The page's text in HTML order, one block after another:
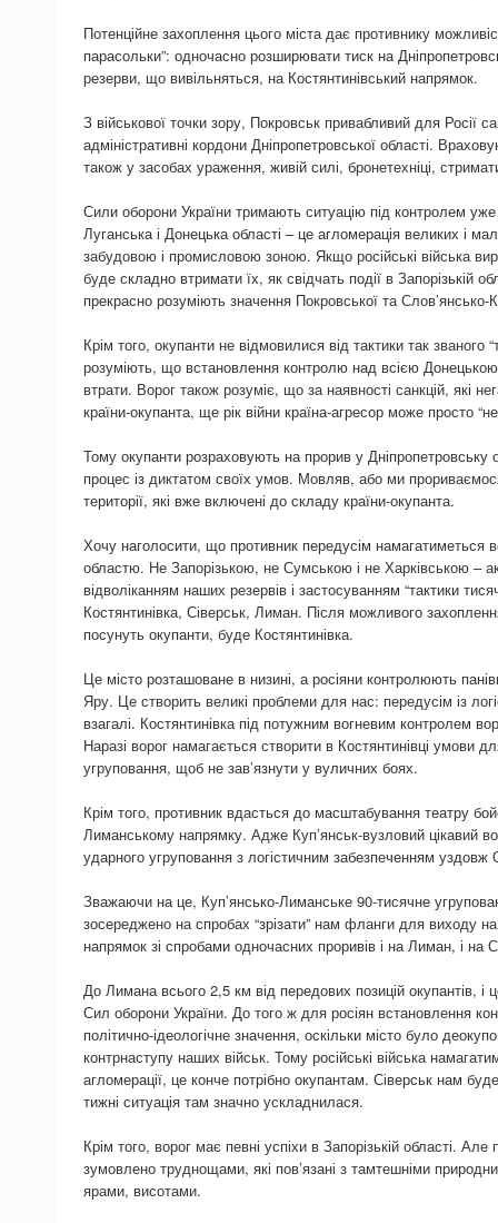
Потенційне захоплення цього міста дає противнику
парасольки”: одночасно розширювати тиск на
резерви, що вивільняться, на Костянтинівський напрямок.
З військової точки зору, Покровськ привабливий для Росії
адміністративні кордони Дніпропетровської області.
також у засобах ураження, живій силі, бронетехніці,
Сили оборони України тримають ситуацію під контролем
Луганська і Донецька області – це агломерація великих і
забудовою і промисловою зоною. Якщо російські війська
буде складно втримати їх, як свідчать події в Запорізькій
прекрасно розуміють значення Покровської та Слов’янсько-
Крім того, окупанти не відмовилися від тактики так званого
розуміють, що встановлення контролю над всією
втрати. Ворог також розуміє, що за наявності санкцій, які
країни-окупанта, ще рік війни країна-агресор може просто
Тому окупанти розраховують на прорив у Дніпропетровську
процес із диктатом своїх умов. Мовляв, або ми
території, які вже включені до складу країни-окупанта.
Хочу наголосити, що противник передусім намагатиметься
областю. Не Запорізькою, не Сумською і не Харківською –
відволіканням наших резервів і застосуванням “тактики
Костянтинівка, Сіверськ, Лиман. Після можливого
посунуть окупанти, буде Костянтинівка.
Це місто розташоване в низині, а росіяни контролюють
Яру. Це створить великі проблеми для нас: передусім із
взагалі. Костянтинівка під потужним вогневим контролем
Наразі ворог намагається створити в Костянтинівці умови
угруповання, щоб не зав’язнути у вуличних боях.
Крім того, противник вдасться до масштабування театру
Лиманському напрямку. Адже Куп’янськ-вузловий цікавий
ударного угруповання з логістичним забезпеченням
Зважаючи на це, Куп’янсько-Лиманське 90-тисячне
зосереджено на спробах “зрізати” нам фланги для виходу
напрямок зі спробами одночасних проривів і на Лиман, і на
До Лимана всього 2,5 км від передових позицій окупантів, і
Сил оборони України. До того ж для росіян встановлення
політично-ідеологічне значення, оскільки місто було
контрнаступу наших військ. Тому російські війська
агломерації, це конче потрібно окупантам. Сіверськ нам
тижні ситуація там значно ускладнилася.
Крім того, ворог має певні успіхи в Запорізькій області.
зумовлено труднощами, які пов’язані з тамтешніми
ярами, висотами.